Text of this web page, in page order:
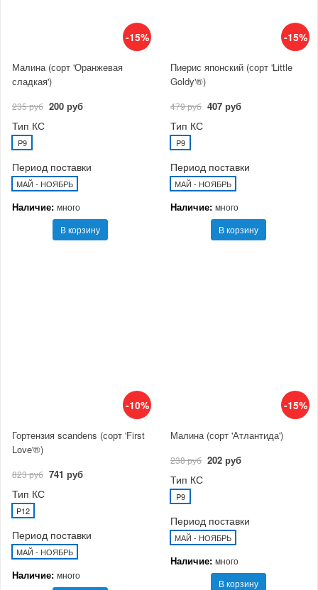
-15%
Малина (сорт 'Оранжевая
сладкая')
235 руб 200 руб
Тип КС
P9
Период поставки
МАЙ - НОЯБРЬ
Наличие: много
В корзину
-15%
Пиерис японский (сорт 'Little
Goldy'®)
479 руб 407 руб
Тип КС
P9
Период поставки
МАЙ - НОЯБРЬ
Наличие: много
В корзину
-10%
Гортензия scandens (сорт 'First
Love'®)
823 руб 741 руб
Тип КС
P12
Период поставки
МАЙ - НОЯБРЬ
Наличие: много
-15%
Малина (сорт 'Атлантида')
238 руб 202 руб
Тип КС
P9
Период поставки
МАЙ - НОЯБРЬ
Наличие: много
В корзину